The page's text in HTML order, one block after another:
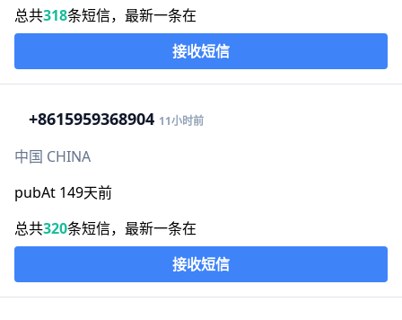
总共318条短信，最新一条在
接收短信
+8615959368904 11小时前
中国 CHINA
pubAt 149天前
总共320条短信，最新一条在
接收短信